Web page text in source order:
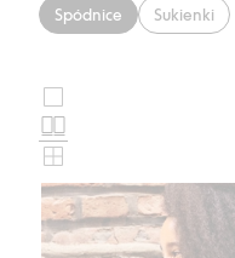
Spódnice Sukienki
Wybierz
układ
karty
produktu
zdjęcia